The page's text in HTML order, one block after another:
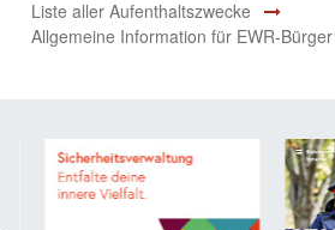
Liste aller Aufenthaltszwecke
Allgemeine Information für EWR-Bürger